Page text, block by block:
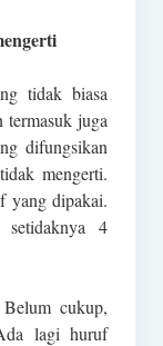
tidak biasa
juga
difungsikan
mengerti.
yang dipakai.
setidaknya 4
cukup,
lagi huruf